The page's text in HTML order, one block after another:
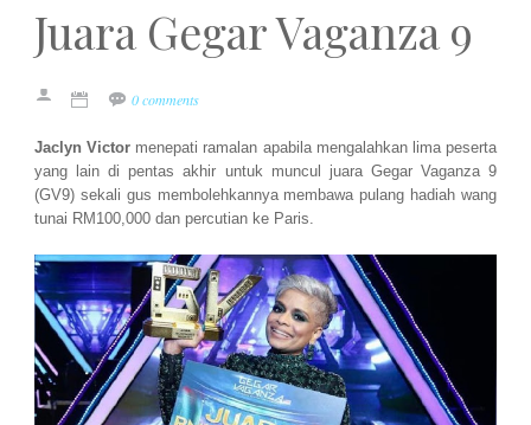
Juara Gegar Vaganza 9
0 comments
Jaclyn Victor menepati ramalan apabila mengalahkan lima peserta
yang lain di pentas akhir untuk muncul juara Gegar Vaganza 9
(GV9) sekali gus membolehkannya membawa pulang hadiah wang
tunai RM100,000 dan percutian ke Paris.